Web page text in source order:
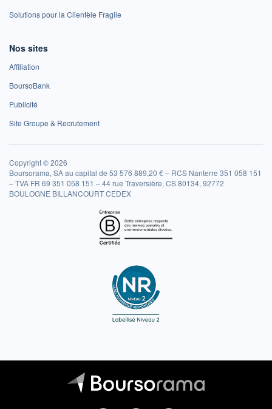
Solutions pour la Clientèle Fragile
Nos sites
Affiliation
BoursoBank
Publicité
Site Groupe & Recrutement
Copyright © 2026
Boursorama, SA au capital de 53 576 889,20 € – RCS Nanterre 351 058 151
– TVA FR 69 351 058 151 – 44 rue Traversière, CS 80134, 92772
BOULOGNE BILLANCOURT CEDEX